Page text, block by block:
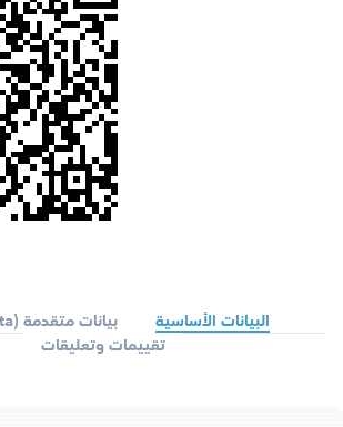
البيانات الأساسية
بيانات متقدمة (Metadata)
تقييمات وتعليقات